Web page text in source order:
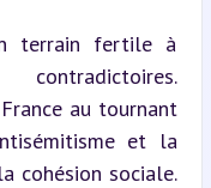
terrain fertile à
contradictoires.
au tournant
et la
cohésion sociale.